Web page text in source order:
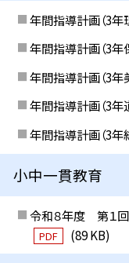
年間指導計画（3年
年間指導計画（3年
年間指導計画（3年
年間指導計画（3年
年間指導計画（3年
小中一貫教育
令和８年度 第１
PDF (89 KB)